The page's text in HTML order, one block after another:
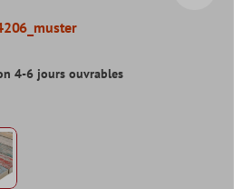
4-6 jours ouvrables